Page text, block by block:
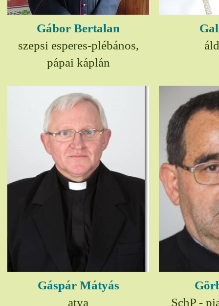
Gábor Bertalan
szepsi esperes-plébános,
pápai káplán
Gáspár Mátyás
atya
SchP -